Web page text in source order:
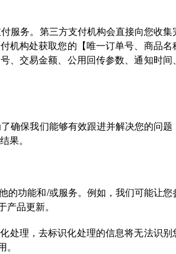
服务。第三方支付机构会直接向您收集
机构处获取您的【唯一订单号、商品
、交易金额、公用回传参数、通知时
确保我们能够有效跟进并解决您的问
果。
功能和/或服务。例如，我们可能让
品更新。
处理，去标识化处理的信息将无法识